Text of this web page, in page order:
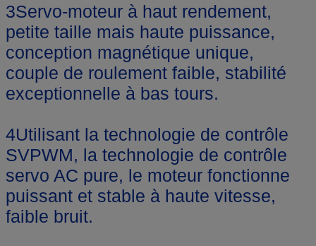
3Servo-moteur à haut rendement,
petite taille mais haute puissance,
conception magnétique unique,
couple de roulement faible, stabilité
exceptionnelle à bas tours.
4Utilisant la technologie de contrôle
SVPWM, la technologie de contrôle
servo AC pure, le moteur fonctionne
puissant et stable à haute vitesse,
faible bruit.